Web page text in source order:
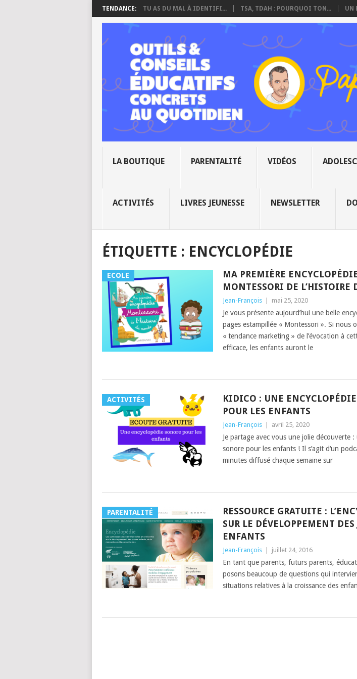
TENDANCE: TU AS DU MAL À IDENTIFI... TSA, TDAH : POURQUOI TON... UN
LA BOUTIQUE PARENTALITÉ VIDÉOS
ACTIVITÉS LIVRES JEUNESSE NEWSLETTER
ÉTIQUETTE : ENCYCLOPÉDIE
ECOLE
MA PREMIÈRE
MONTESSORI DE L’HISTOIRE
Jean-François mai 25, 2020
Je vous présente aujourd’hui une belle
pages estampillée « Montessori ». Si nous
« tendance marketing » de l’évocation à
efficace, les enfants auront le
ACTIVITÉS
KIDICO : UNE
POUR LES ENFANTS
Jean-François avril 25, 2020
Je partage avec vous une jolie découverte :
sonore pour les enfants ! Il s’agit d‘un
minutes diffusé chaque semaine sur
PARENTALITÉ
RESSOURCE GRATUITE :
SUR LE DÉVELOPPEMENT DES
ENFANTS
Jean-François juillet 24, 2016
En tant que parents, futurs parents,
posons beaucoup de questions qui
situations relatives à la croissance des